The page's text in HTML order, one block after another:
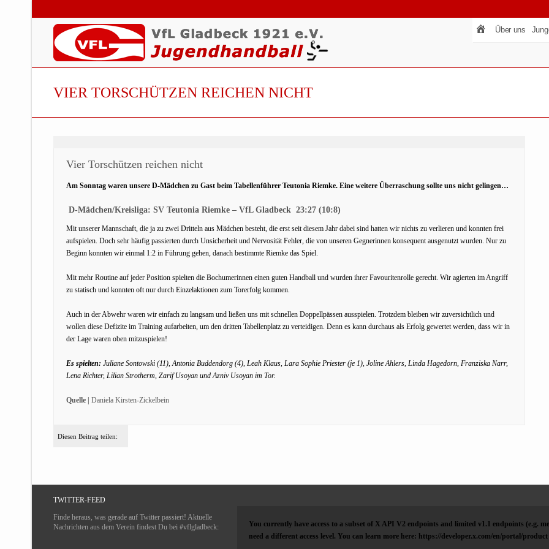
Über uns
VIER TORSCHÜTZEN REICHEN NICHT
Vier Torschützen reichen nicht
Am Sonntag waren unsere D-Mädchen zu Gast beim Tabellenführer Teutonia Riemke. Eine weitere Überraschung sollte uns nicht gelingen…
D-Mädchen/Kreisliga: SV Teutonia Riemke – VfL Gladbeck 23:27 (10:8)
Mit unserer Mannschaft, die ja zu zwei Dritteln aus Mädchen besteht, die erst seit diesem Jahr dabei sind hatten wir nichts zu verlieren und konnten frei
aufspielen. Doch sehr häufig passierten durch Unsicherheit und Nervosität Fehler, die von unseren Gegnerinnen konsequent ausgenutzt wurden. Nur zu
Beginn konnten wir einmal 1:2 in Führung gehen, danach bestimmte Riemke das Spiel.
Mit mehr Routine auf jeder Position spielten die Bochumerinnen einen guten Handball und wurden ihrer Favouritenrolle gerecht. Wir agierten im Angriff
zu statisch und konnten oft nur durch Einzelaktionen zum Torerfolg kommen.
Auch in der Abwehr waren wir einfach zu langsam und ließen uns mit schnellen Doppellpässen ausspielen. Trotzdem bleiben wir zuversichtlich und
wollen diese Defizite im Training aufarbeiten, um den dritten Tabellenplatz zu verteidigen. Denn es kann durchaus als Erfolg gewertet werden, dass wir in
der Lage waren oben mitzuspielen!
Es spielten: Juliane Sontowski (11), Antonia Buddendorg (4), Leah Klaus, Lara Sophie Priester (je 1), Joline Ahlers, Linda Hagedorn, Franziska Narr,
Lena Richter, Lilian Strotherm, Zarif Usoyan und Azniv Usoyan im Tor.
Quelle | Daniela Kirsten-Zickelbein
Diesen Beitrag teilen:
TWITTER-FEED
Finde heraus, was gerade auf Twitter passiert! Aktuelle
Nachrichten aus dem Verein findest Du bei #vflgladbeck:
You currently have access to a subset of X API V2 endpoints and limited v1.1 endpoints (e.g.
need a different access level. You can learn more here: https://developer.x.com/en/portal/product